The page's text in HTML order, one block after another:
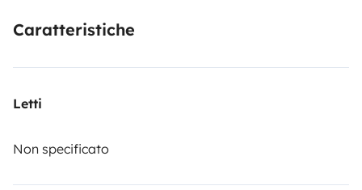
Caratteristiche
Letti
Non specificato